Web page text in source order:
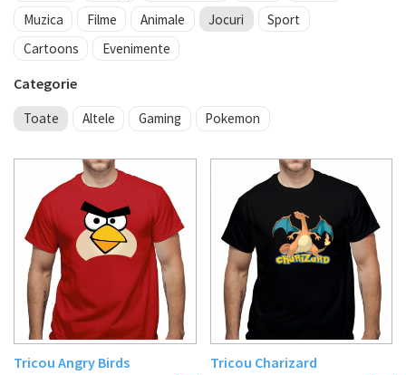
Muzica
Filme Animale Jocuri
Sport
Cartoons
Evenimente
Categorie
Toate Altele Gaming Pokemon
Tricou Angry Birds
Tricou Charizard